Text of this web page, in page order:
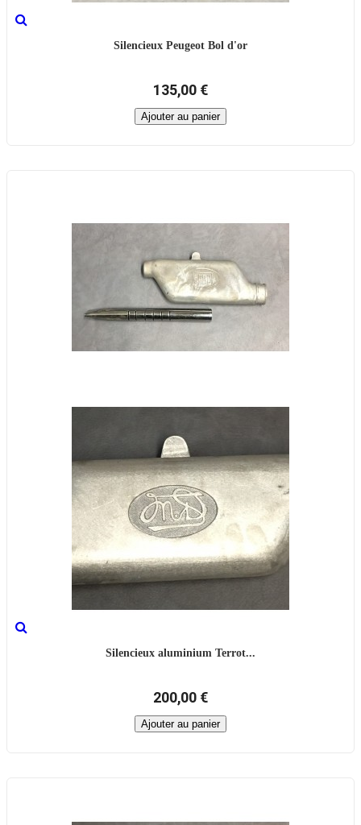
Silencieux Peugeot Bol d'or
135,00 €
Ajouter au panier
Silencieux aluminium Terrot...
200,00 €
Ajouter au panier